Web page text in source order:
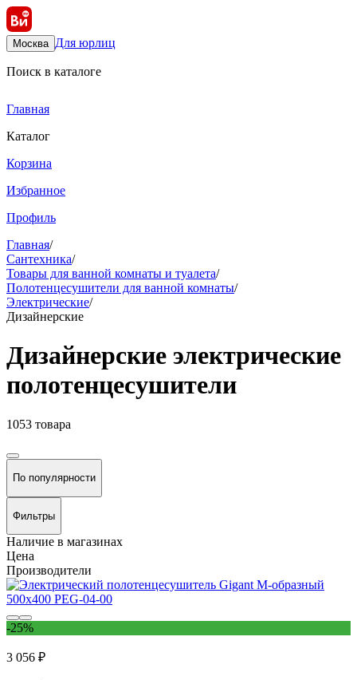
Москва Для юрлиц
Поиск в каталоге
Главная
Каталог
Корзина
Избранное
Профиль
Главная/
Сантехника/
Товары для ванной комнаты и туалета/
Полотенцесушители для ванной комнаты/
Электрические/
Дизайнерские
Дизайнерские электрические
полотенцесушители
1053 товара
По популярности
Фильтры
Наличие в магазинах
Цена
Производители
-25%
3 056 ₽